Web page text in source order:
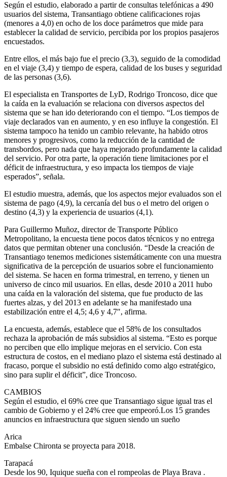
Según el estudio, elaborado a partir de consultas telefónicas a 490
usuarios del sistema, Transantiago obtiene calificaciones rojas
(menores a 4,0) en ocho de los doce parámetros que mide para
establecer la calidad de servicio, percibida por los propios pasajeros
encuestados.
Entre ellos, el más bajo fue el precio (3,3), seguido de la comodidad
en el viaje (3,4) y tiempo de espera, calidad de los buses y seguridad
de las personas (3,6).
El especialista en Transportes de LyD, Rodrigo Troncoso, dice que
la caída en la evaluación se relaciona con diversos aspectos del
sistema que se han ido deteriorando con el tiempo. “Los tiempos de
viaje declarados van en aumento, y en eso influye la congestión. El
sistema tampoco ha tenido un cambio relevante, ha habido otros
menores y progresivos, como la reducción de la cantidad de
transbordos, pero nada que haya mejorado profundamente la calidad
del servicio. Por otra parte, la operación tiene limitaciones por el
déficit de infraestructura, y eso impacta los tiempos de viaje
esperados”, señala.
El estudio muestra, además, que los aspectos mejor evaluados son el
sistema de pago (4,9), la cercanía del bus o el metro del origen o
destino (4,3) y la experiencia de usuarios (4,1).
Para Guillermo Muñoz, director de Transporte Público
Metropolitano, la encuesta tiene pocos datos técnicos y no entrega
datos que permitan obtener una conclusión. “Desde la creación de
Transantiago tenemos mediciones sistemáticamente con una muestra
significativa de la percepción de usuarios sobre el funcionamiento
del sistema. Se hacen en forma trimestral, en terreno, y tienen un
universo de cinco mil usuarios. En ellas, desde 2010 a 2011 hubo
una caída en la valoración del sistema, que fue producto de las
fuertes alzas, y del 2013 en adelante se ha manifestado una
estabilización entre el 4,5; 4,6 y 4,7″, afirma.
La encuesta, además, establece que el 58% de los consultados
rechaza la aprobación de más subsidios al sistema. “Esto es porque
no perciben que ello implique mejoras en el servicio. Con esta
estructura de costos, en el mediano plazo el sistema está destinado al
fracaso, porque el subsidio no está definido como algo estratégico,
sino para suplir el déficit”, dice Troncoso.
CAMBIOS
Según el estudio, el 69% cree que Transantiago sigue igual tras el
cambio de Gobierno y el 24% cree que empeoró.Los 15 grandes
anuncios en infraestructura que siguen siendo un sueño
Arica
Embalse Chironta se proyecta para 2018.
Tarapacá
Desde los 90, Iquique sueña con el rompeolas de Playa Brava .